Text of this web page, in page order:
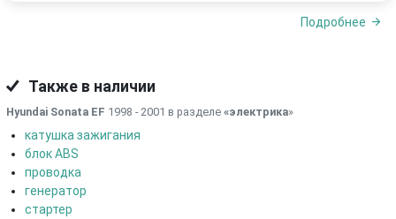
Подробнее
Также в наличии
Hyundai Sonata EF 1998 - 2001 в разделе «электрика»
катушка зажигания
блок ABS
проводка
генератор
стартер